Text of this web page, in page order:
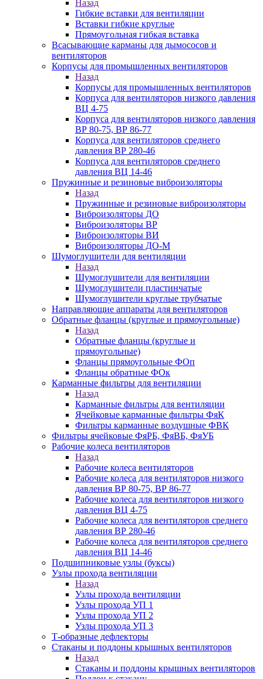
Назад
Гибкие вставки для вентиляции
Вставки гибкие круглые
Прямоугольная гибкая вставка
Всасывающие карманы для дымососов и
вентиляторов
Корпусы для промышленных вентиляторов
Назад
Корпусы для промышленных вентиляторов
Корпуса для вентиляторов низкого давления
ВЦ 4-75
Корпуса для вентиляторов низкого давления
ВР 80-75, ВР 86-77
Корпуса для вентиляторов среднего
давления ВР 280-46
Корпуса для вентиляторов среднего
давления ВЦ 14-46
Пружинные и резиновые виброизоляторы
Назад
Пружинные и резиновые виброизоляторы
Виброизоляторы ДО
Виброизоляторы ВР
Виброизоляторы ВИ
Виброизоляторы ДО-М
Шумоглушители для вентиляции
Назад
Шумоглушители для вентиляции
Шумоглушители пластинчатые
Шумоглушители круглые трубчатые
Направляющие аппараты для вентиляторов
Обратные фланцы (круглые и прямоугольные)
Назад
Обратные фланцы (круглые и
прямоугольные)
Фланцы прямоугольные ФОп
Фланцы обратные ФОк
Карманные фильтры для вентиляции
Назад
Карманные фильтры для вентиляции
Ячейковые карманные фильтры ФяК
Фильтры карманные воздушные ФВК
Фильтры ячейковые ФяРБ, ФяВБ, ФяУБ
Рабочие колеса вентиляторов
Назад
Рабочие колеса вентиляторов
Рабочие колеса для вентиляторов низкого
давления ВР 80-75, ВР 86-77
Рабочие колеса для вентиляторов низкого
давления ВЦ 4-75
Рабочие колеса для вентиляторов среднего
давления ВР 280-46
Рабочие колеса для вентиляторов среднего
давления ВЦ 14-46
Подшипниковые узлы (буксы)
Узлы прохода вентиляции
Назад
Узлы прохода вентиляции
Узлы прохода УП 1
Узлы прохода УП 2
Узлы прохода УП 3
Т-образные дефлекторы
Стаканы и поддоны крышных вентиляторов
Назад
Стаканы и поддоны крышных вентиляторов